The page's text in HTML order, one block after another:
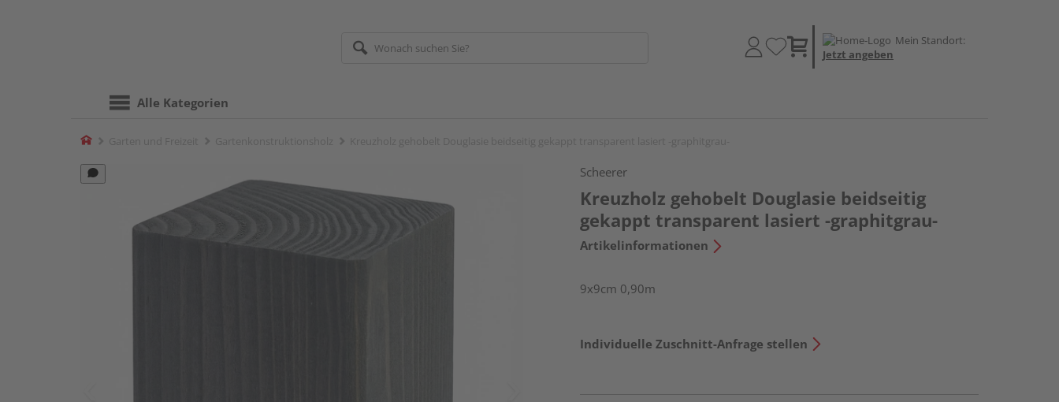
Mein Standort:
Jetzt angeben
Alle Kategorien
Home
Scheerer
Kreuzholz gehobelt Douglasie beidseitig
gekappt transparent lasiert -graphitgrau-
Artikelinformationen
9x9cm 0,90m
Individuelle Zuschnitt-Anfrage stellen